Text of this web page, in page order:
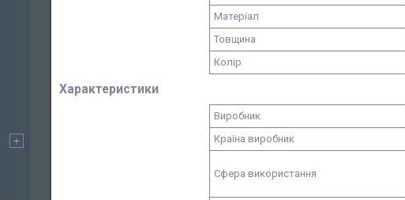
Матеріал
Товщина
Колір
Характеристики
Виробник
Країна виробник
Сфера використання